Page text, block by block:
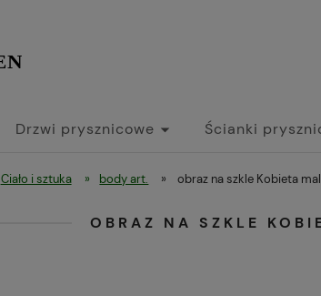
Drzwi prysznicowe Ścianki
Ciało i sztuka » body art. » obraz na szkle Kobieta
OBRAZ NA SZKLE